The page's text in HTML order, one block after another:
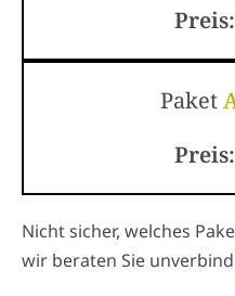
Paket
Nicht sicher, welches
wir beraten Sie